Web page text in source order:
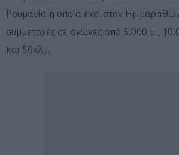
Ρουμανία η οποία έχει στον
συμμετοχές σε αγώνες από 5.000 μ.,
και 50χλμ.